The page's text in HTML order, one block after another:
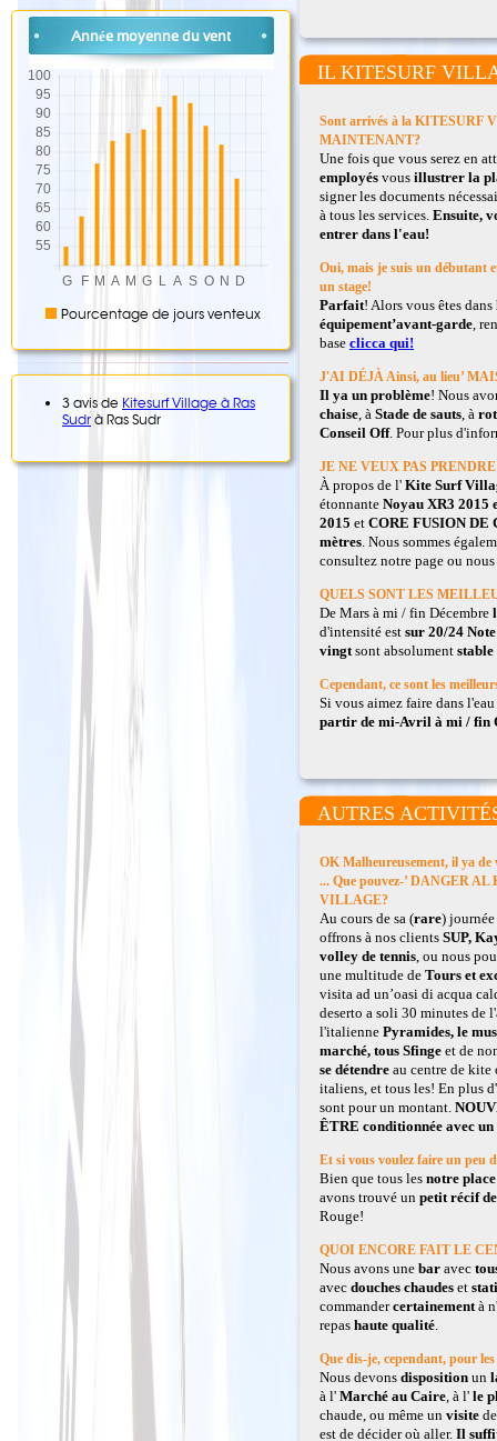
Année moyenne du vent
Pourcentage de jours venteux
3 avis de Kitesurf Village à Ras
Sudr à Ras Sudr
IL KITESURF
Sont arrivés à la KITESURF
MAINTENANT?
Une fois que vous serez en
employés vous illustrer la
signer les documents
à tous les services. Ensuite,
entrer dans l'eau!
Oui, mais je suis un débutant
un stage!
Parfait! Alors vous êtes dans
équipement’avant-garde ,
base clicca qui!
J'AI DÉJÀ Ainsi, au lieu’
Il ya un problème! Nous
chaise , à Stade de sauts , à
Conseil Off. Pour plus
JE NE VEUX PAS
À propos de l' Kite Surf
étonnante Noyau XR3 2015
2015 et CORE FUSION DE
mètres . Nous sommes
consultez notre page ou
QUELS SONT LES
De Mars à mi / fin Décembre
d'intensité est sur 20/24 Note
vingt sont absolument stable
Cependant, ce sont les
Si vous aimez faire dans l'eau
partir de mi-Avril à mi / fin
AUTRES
OK Malheureusement, il ya
... Que pouvez-’ DANGER AL
VILLAGE?
Au cours de sa (rare) journée
offrons à nos clients SUP,
volley de tennis , ou nous
une multitude de Tours et
visita ad un’oasi di acqua
deserto a soli 30 minutes de
l'italienne Pyramides, le
marché, tous Sfinge et de
se détendre au centre de
italiens, et tous les! En plus
sont pour un montant.
ÊTRE conditionnée avec
Et si vous voulez faire un peu
Bien que tous les notre place
avons trouvé un petit récif
Rouge!
QUOI ENCORE FAIT LE
Nous avons une bar avec
avec douches chaudes et
commandercertainement à
repas haute qualité
Que dis-je, cependant, pour
Nous devons disposition un
à l' Marché au Caire , à l' le
chaude, ou même un visite
est de décider où aller. Il